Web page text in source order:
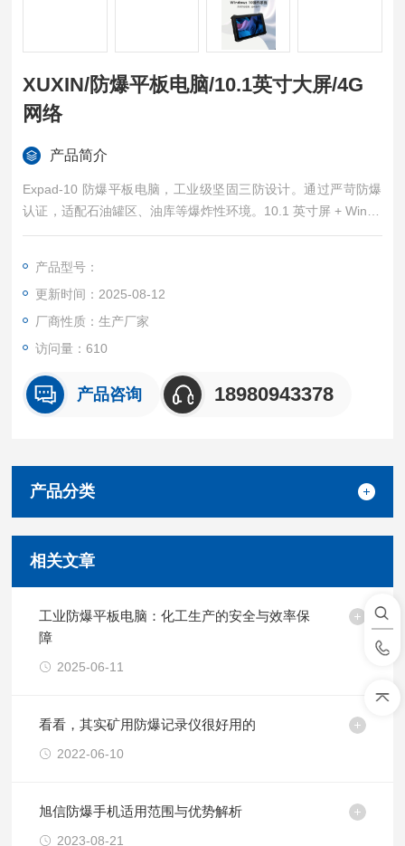
XUXIN/防爆平板电脑/10.1英寸大屏/4G
网络
产品简介
Expad-10 防爆平板电脑，工业级坚固三防设计。通过严苛防爆
认证，适配石油罐区、油库等爆炸性环境。10.1 英寸屏 + Windo
ws 系统，操作灵活；8GB+128GB + 全网通 4G，性能实用。32
效。XUXIN/防爆平板电脑/10.1英寸大屏/4G网络
产品型号：
更新时间：2025-08-12
厂商性质：生产厂家
访问量：610
产品咨询 18980943378
产品分类
相关文章
工业防爆平板电脑：化工生产的安全与效率保
障
2025-06-11
看看，其实矿用防爆记录仪很好用的
2022-06-10
旭信防爆手机适用范围与优势解析
2023-08-21